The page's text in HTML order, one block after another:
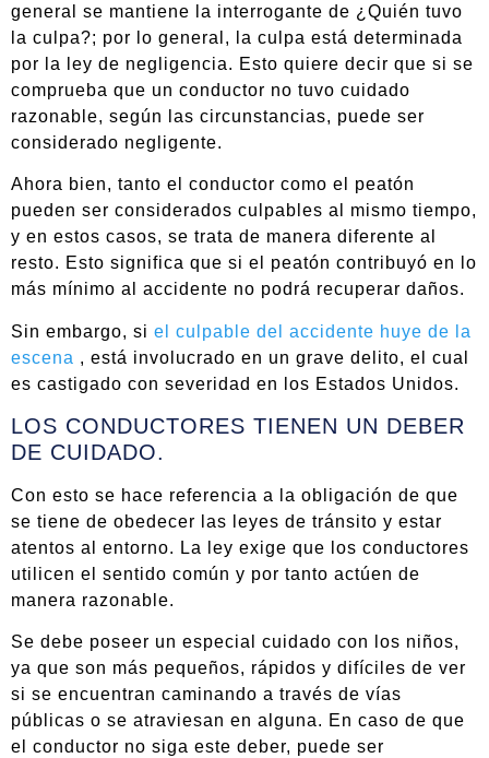
general se mantiene la interrogante de ¿Quién tuvo
la culpa?; por lo general, la culpa está determinada
por la ley de negligencia. Esto quiere decir que si se
comprueba que un conductor no tuvo cuidado
razonable, según las circunstancias, puede ser
considerado negligente.
Ahora bien, tanto el conductor como el peatón
pueden ser considerados culpables al mismo tiempo,
y en estos casos, se trata de manera diferente al
resto. Esto significa que si el peatón contribuyó en lo
más mínimo al accidente no podrá recuperar daños.
Sin embargo, si el culpable del accidente huye de la
escena , está involucrado en un grave delito, el cual
es castigado con severidad en los Estados Unidos.
LOS CONDUCTORES TIENEN UN DEBER
DE CUIDADO.
Con esto se hace referencia a la obligación de que
se tiene de obedecer las leyes de tránsito y estar
atentos al entorno. La ley exige que los conductores
utilicen el sentido común y por tanto actúen de
manera razonable.
Se debe poseer un especial cuidado con los niños,
ya que son más pequeños, rápidos y difíciles de ver
si se encuentran caminando a través de vías
públicas o se atraviesan en alguna. En caso de que
el conductor no siga este deber, puede ser